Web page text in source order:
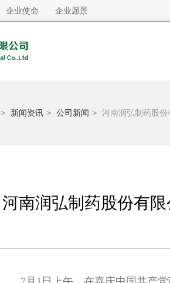
企业使命 企业愿景
> 新闻资讯 > 公司新闻 > 河南润弘制药股
河南润弘制药股份有